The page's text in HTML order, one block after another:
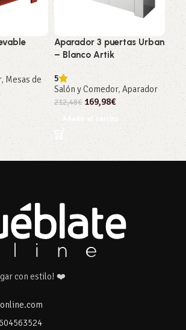
, Mesas de
Aparador 3 puertas Urban
– Blanco Artik
5
Salón y Comedor, Aparador
212,48€ 169,98€
Añadir al carrito
con estilo! ❤️